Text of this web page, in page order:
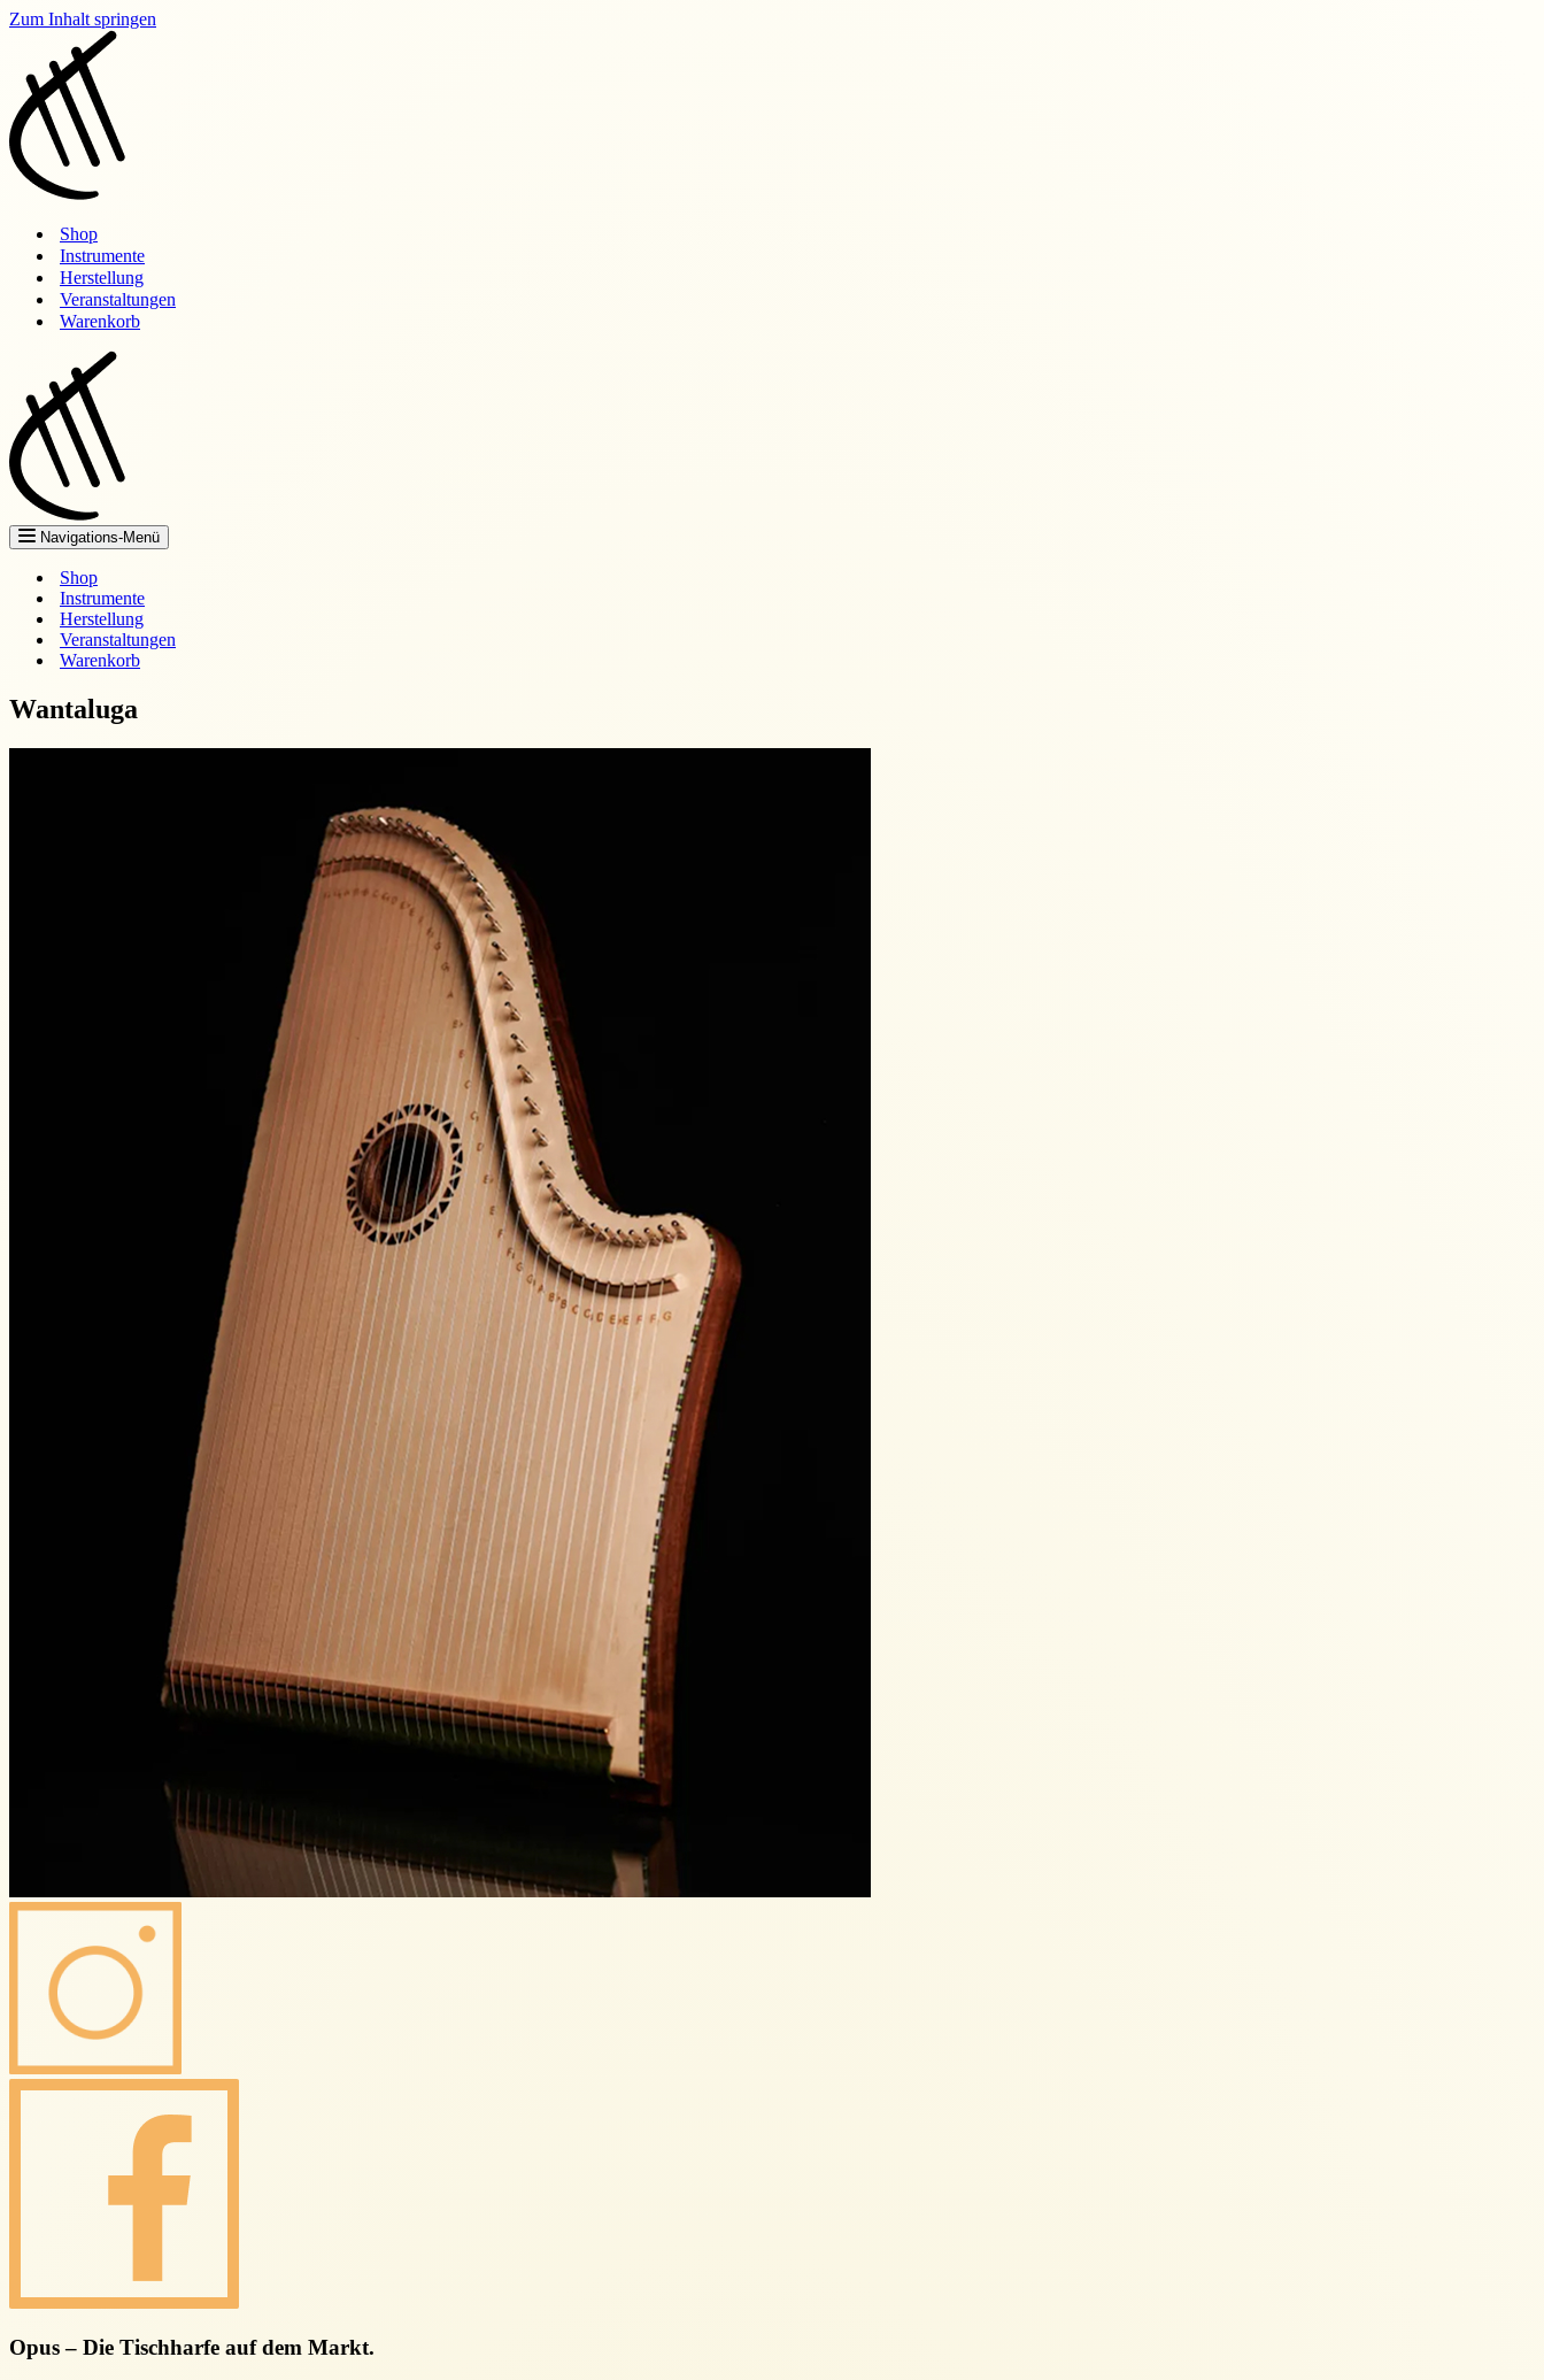
Zum Inhalt springen
Shop
Instrumente
Herstellung
Veranstaltungen
Warenkorb
Navigations-Menü
Shop
Instrumente
Herstellung
Veranstaltungen
Warenkorb
Wantaluga
Opus – Die Tischharfe auf dem Markt.